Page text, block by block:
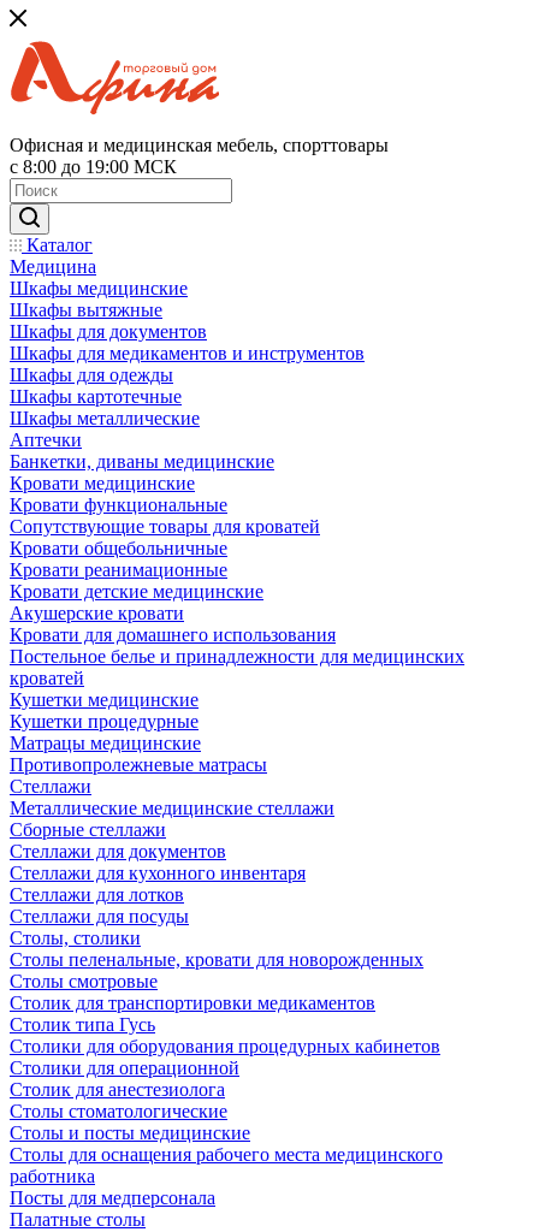
Офисная и медицинская мебель, спорттовары
с 8:00 до 19:00 МСК
Каталог
Медицина
Шкафы медицинские
Шкафы вытяжные
Шкафы для документов
Шкафы для медикаментов и инструментов
Шкафы для одежды
Шкафы картотечные
Шкафы металлические
Аптечки
Банкетки, диваны медицинские
Кровати медицинские
Кровати функциональные
Сопутствующие товары для кроватей
Кровати общебольничные
Кровати реанимационные
Кровати детские медицинские
Акушерские кровати
Кровати для домашнего использования
Постельное белье и принадлежности для медицинских
кроватей
Кушетки медицинские
Кушетки процедурные
Матрацы медицинские
Противопролежневые матрасы
Стеллажи
Металлические медицинские стеллажи
Сборные стеллажи
Стеллажи для документов
Стеллажи для кухонного инвентаря
Стеллажи для лотков
Стеллажи для посуды
Столы, столики
Столы пеленальные, кровати для новорожденных
Столы смотровые
Столик для транспортировки медикаментов
Столик типа Гусь
Столики для оборудования процедурных кабинетов
Столики для операционной
Столик для анестезиолога
Столы стоматологические
Столы и посты медицинские
Столы для оснащения рабочего места медицинского
работника
Посты для медперсонала
Палатные столы